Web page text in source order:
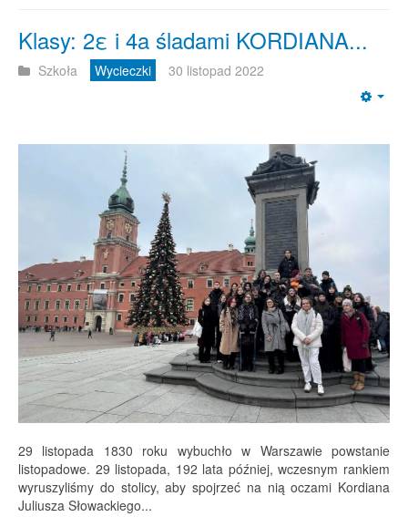
Klasy: 2ε i 4a śladami KORDIANA...
Szkoła Wycieczki 30 listopad 2022
29 listopada 1830 roku wybuchło w Warszawie powstanie
listopadowe. 29 listopada, 192 lata później, wczesnym rankiem
wyruszyliśmy do stolicy, aby spojrzeć na nią oczami Kordiana
Juliusza Słowackiego...